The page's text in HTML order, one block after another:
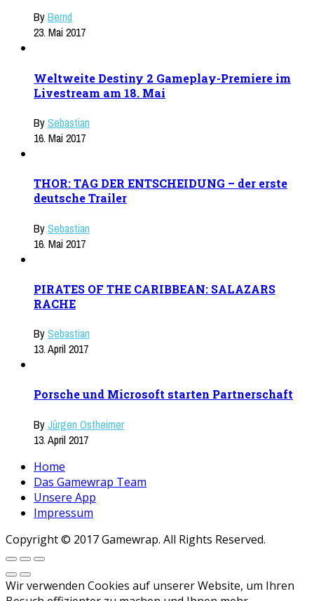
ByBernd
23. Mai 2017
Weltweite Destiny 2 Gameplay-Premiere im
Livestream am 18. Mai
BySebastian
16. Mai 2017
THOR: TAG DER ENTSCHEIDUNG – der erste
deutsche Trailer
BySebastian
16. Mai 2017
PIRATES OF THE CARIBBEAN: SALAZARS
RACHE
BySebastian
13. April 2017
Porsche und Microsoft starten Partnerschaft
ByJürgen Ostheimer
13. April 2017
Home
Das Gamewrap Team
Unsere App
Impressum
Copyright © 2017 Gamewrap. All Rights Reserved.
Wir verwenden Cookies auf unserer Website, um Ihren